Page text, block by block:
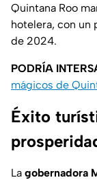
Quintana Roo
hotelera, con un
de 2024.
PODRÍA
mágicos de
Éxito
La gobernadora